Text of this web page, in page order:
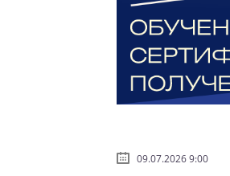
09.07.2026 9:00